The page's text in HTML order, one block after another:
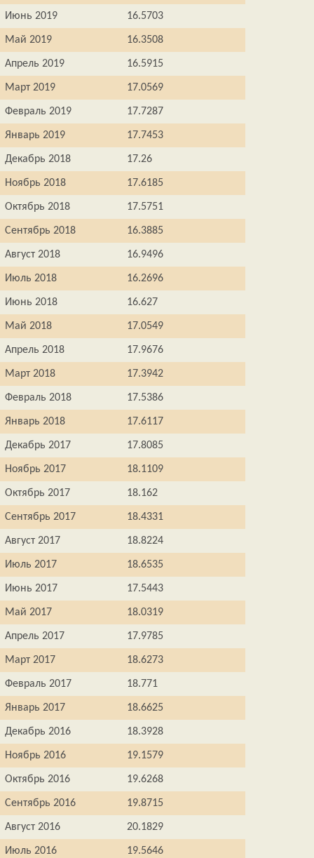
Июнь 2019 16.5703
Май 2019 16.3508
Апрель 2019 16.5915
Март 2019 17.0569
Февраль 2019 17.7287
Январь 2019 17.7453
Декабрь 2018 17.26
Ноябрь 2018 17.6185
Октябрь 2018 17.5751
Сентябрь 2018 16.3885
Август 2018 16.9496
Июль 2018 16.2696
Июнь 2018 16.627
Май 2018 17.0549
Апрель 2018 17.9676
Март 2018 17.3942
Февраль 2018 17.5386
Январь 2018 17.6117
Декабрь 2017 17.8085
Ноябрь 2017 18.1109
Октябрь 2017 18.162
Сентябрь 2017 18.4331
Август 2017 18.8224
Июль 2017 18.6535
Июнь 2017 17.5443
Май 2017 18.0319
Апрель 2017 17.9785
Март 2017 18.6273
Февраль 2017 18.771
Январь 2017 18.6625
Декабрь 2016 18.3928
Ноябрь 2016 19.1579
Октябрь 2016 19.6268
Сентябрь 2016 19.8715
Август 2016 20.1829
Июль 2016 19.5646